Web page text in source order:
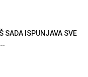
SADA ISPUNJAVA SVE